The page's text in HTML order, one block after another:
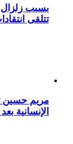
بسبب زلزال
تتلقى
مريم حسين
الإنسانية